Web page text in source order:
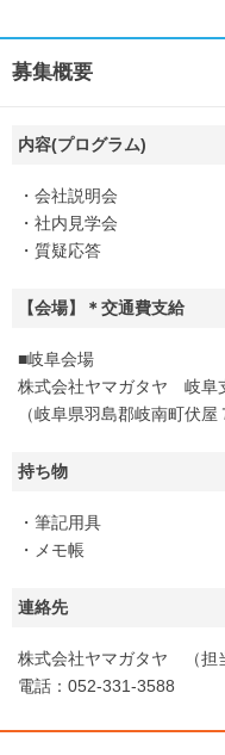
募集概要
内容(プログラム)
・会社説明会
・社内見学会
・質疑応答
【会場】＊交通費支給
■岐阜会場
株式会社ヤマガタヤ 岐阜
（岐阜県羽島郡岐南町伏屋
持ち物
・筆記用具
・メモ帳
連絡先
株式会社ヤマガタヤ （担
電話：052-331-3588